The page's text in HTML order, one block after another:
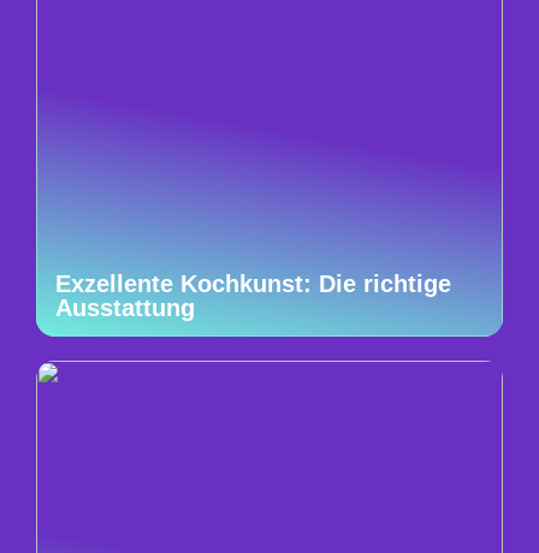
Exzellente Kochkunst: Die richtige
Ausstattung